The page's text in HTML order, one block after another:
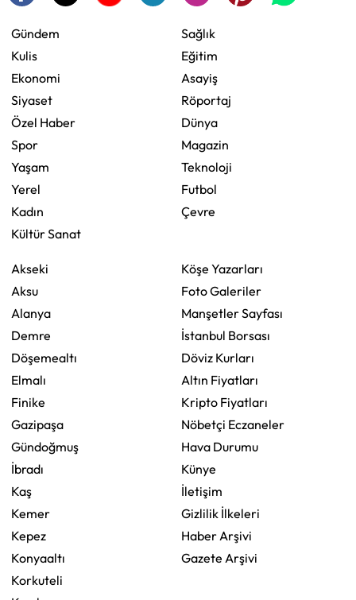
Gündem
Kulis
Ekonomi
Siyaset
Özel Haber
Spor
Yaşam
Yerel
Kadın
Kültür Sanat
Sağlık
Eğitim
Asayiş
Röportaj
Dünya
Magazin
Teknoloji
Futbol
Çevre
Akseki
Aksu
Alanya
Demre
Döşemealtı
Elmalı
Finike
Gazipaşa
Gündoğmuş
İbradı
Kaş
Kemer
Kepez
Konyaaltı
Korkuteli
Köşe Yazarları
Foto Galeriler
Manşetler Sayfası
İstanbul Borsası
Döviz Kurları
Altın Fiyatları
Kripto Fiyatları
Nöbetçi Eczaneler
Hava Durumu
Künye
İletişim
Gizlilik İlkeleri
Haber Arşivi
Gazete Arşivi